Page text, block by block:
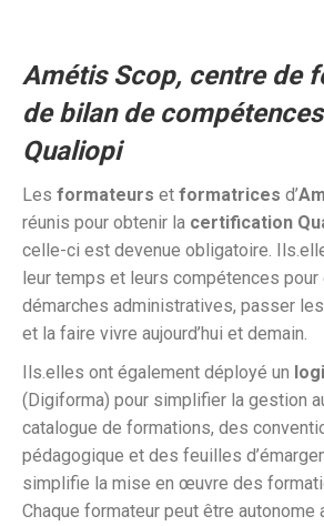
Amétis Scop, centre de
de bilan de
Qualiopi
Les formateurs et formatrices d’
réunis pour obtenir la certification
celle-ci est devenue obligatoire.
leur temps et leurs compétences
démarches administratives, passer
et la faire vivre aujourd’hui et demain.
Ils.elles ont également déployé un
(Digiforma) pour simplifier la gestion
catalogue de formations, des
pédagogique et des feuilles
simplifie la mise en œuvre des
Chaque formateur peut être autonome